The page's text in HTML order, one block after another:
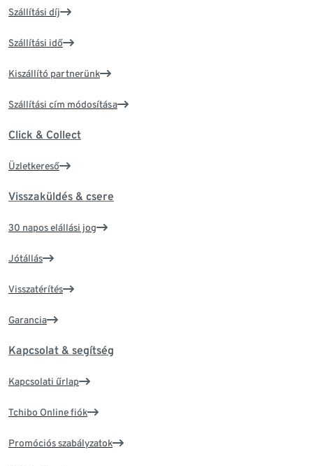
Szállítási díj
Szállítási idő
Kiszállító partnerünk
Szállítási cím módosítása
Click & Collect
Üzletkereső
Visszaküldés & csere
30 napos elállási jog
Jótállás
Visszatérítés
Garancia
Kapcsolat & segítség
Kapcsolati űrlap
Tchibo Online fiók
Promóciós szabályzatok